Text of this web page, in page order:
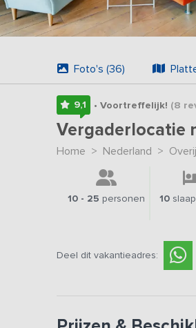
Foto's (36)
9,1 • Voortreffelijk! (8
Vergaderlocatie
Home > Nederland >
10 - 25 personen 10
Deel dit vakantieadres: